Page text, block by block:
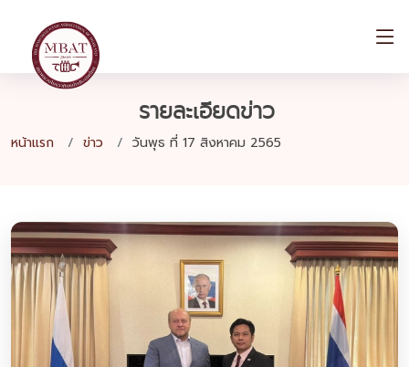
รายละเอียดข่าว
หน้าแรก ข่าว วันพุธ ที่ 17 สิงหาคม 2565